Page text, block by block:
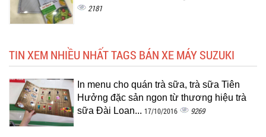
2181
TIN XEM NHIỀU NHẤT TAGS BÁN XE MÁY SUZUKI
In menu cho quán trà sữa, trà sữa Tiên
Hưởng đặc sản ngon từ thương hiệu trà
sữa Đài Loan... 17/10/2016 9269